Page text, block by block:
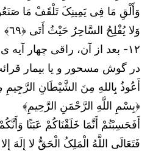
وَأَلْقِ مَا فِی یَمِینِکَ تَلْقَفْ مَا
وَلا یُفْلِحُ السَّاحِرُ حَیْثُ أَتَى ﴿٦٩﴾
۱۲- بعد از آن، راقی چهار
در گوش مسحور و یا بیمار
أَعُوذُ بِاللهِ مِنَ الشَّيْطَانِ
﴿بِسْمِ اللَّهِ الرَّحْمَنِ الرَّحِيمِ﴾
فَتَعَالَى اللَّهُ الْمَلِکُ الْحَقُّ لا إِلَهَ